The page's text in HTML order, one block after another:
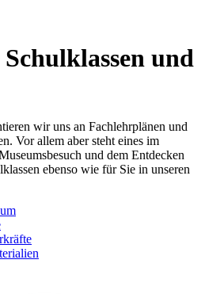
und
wir uns an Fachlehrplänen und
Vor allem aber steht eines im
und dem Entdecken
ebenso wie für Sie in unseren